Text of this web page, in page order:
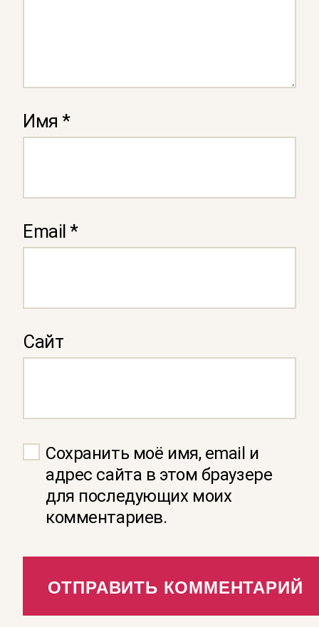
Имя*
Email*
Сайт
Сохранить моё имя, email и
адрес сайта в этом браузере
для последующих моих
комментариев.